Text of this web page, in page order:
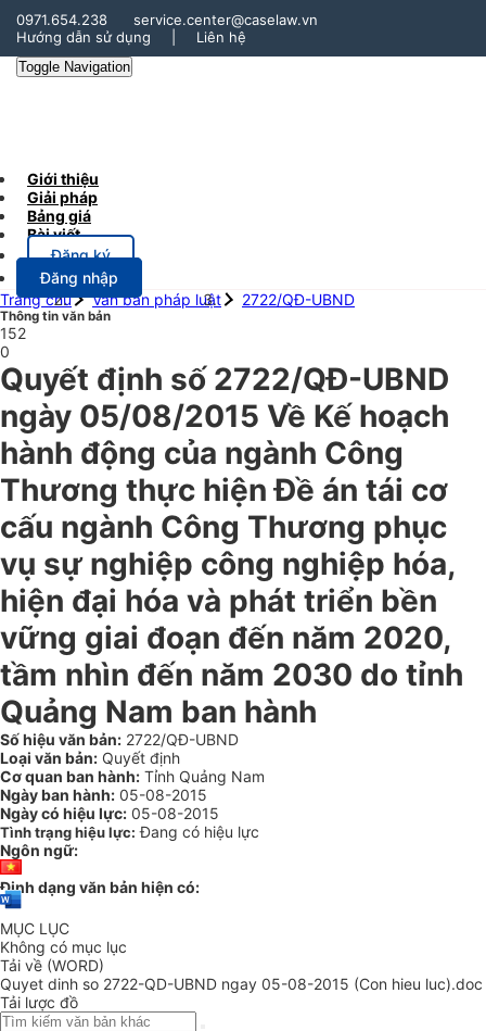
0971.654.238
service.center@caselaw.vn
Hướng dẫn sử dụng
Liên hệ
Toggle Navigation
Giới thiệu
Giải pháp
Bảng giá
Bài viết
Đăng ký
Đăng nhập
Trang chủ
Văn bản pháp luật 2722/QĐ-UBND
Thông tin văn bản
152
0
Quyết định số 2722/QĐ-UBND
ngày 05/08/2015 Về Kế hoạch
hành động của ngành Công
Thương thực hiện Đề án tái cơ
cấu ngành Công Thương phục
vụ sự nghiệp công nghiệp hóa,
hiện đại hóa và phát triển bền
vững giai đoạn đến năm 2020,
tầm nhìn đến năm 2030 do tỉnh
Quảng Nam ban hành
Số hiệu văn bản: 2722/QĐ-UBND
Loại văn bản: Quyết định
Cơ quan ban hành: Tỉnh Quảng Nam
Ngày ban hành: 05-08-2015
Ngày có hiệu lực: 05-08-2015
Tình trạng hiệu lực: Đang có hiệu lực
Ngôn ngữ:
Định dạng văn bản hiện có:
MỤC LỤC
Không có mục lục
Tải về (WORD)
Quyet dinh so 2722-QD-UBND ngay 05-08-2015 (Con hieu luc).doc
Tải lược đồ